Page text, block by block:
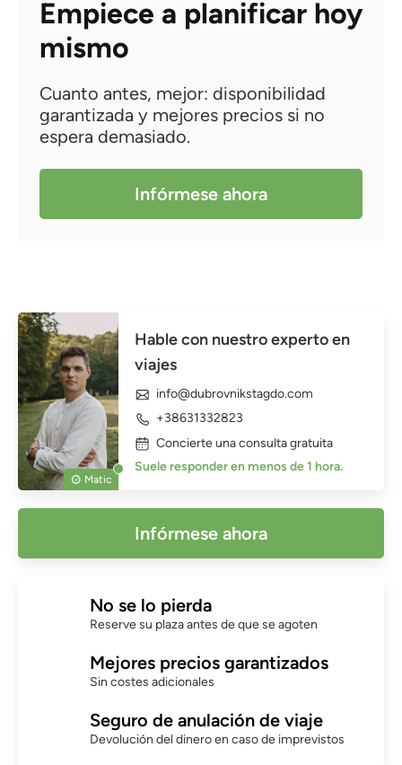
Empiece a planificar hoy
mismo
Cuanto antes, mejor: disponibilidad
garantizada y mejores precios si no
espera demasiado.
Infórmese ahora
Matic
Hable con nuestro experto en
viajes
info@dubrovnikstagdo.com
+38631332823
Concierte una consulta gratuita
Suele responder en menos de 1 hora.
Infórmese ahora
No se lo pierda
Reserve su plaza antes de que se agoten
Mejores precios garantizados
Sin costes adicionales
Seguro de anulación de viaje
Devolución del dinero en caso de imprevistos